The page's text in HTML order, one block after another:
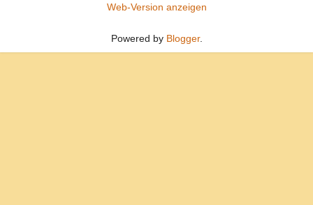
Web-Version anzeigen
Powered by Blogger.